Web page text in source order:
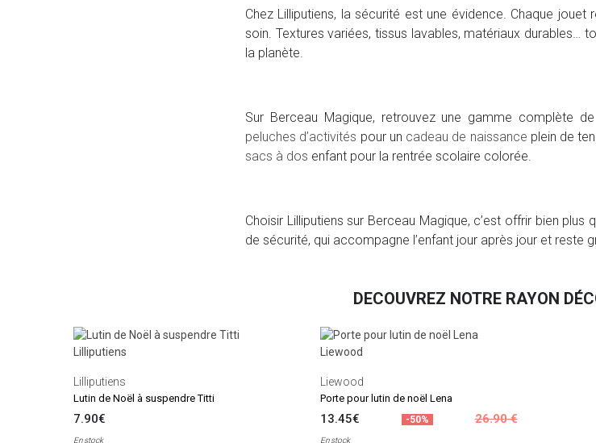
Chez Lilliputiens, la sécurité est une évidence. Chaque
soin. Textures variées, tissus lavables, matériaux
la planète.
Sur Berceau Magique, retrouvez une gamme complète
peluches d’activités pour un cadeau de naissance plein de
sacs à dos enfant pour la rentrée scolaire colorée.
Choisir Lilliputiens sur Berceau Magique, c’est offrir bien plus
de sécurité, qui accompagne l’enfant jour après jour et reste
DECOUVREZ NOTRE RAYON
Lilliputiens
Lutin de Noël à suspendre Titti
7.90€
En stock
Liewood
Porte pour lutin de noël Lena
13.45€ -50% 26.90 €
En stock